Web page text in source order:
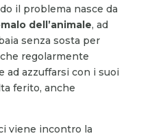
il problema nasce da
dell’animale, ad
senza sosta per
regolarmente
ad azzuffarsi con i suoi
ferito, anche
viene incontro la